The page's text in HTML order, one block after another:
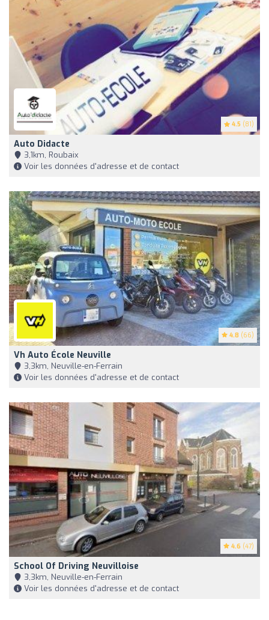
4.5 (81)
Auto Didacte
3,1km, Roubaix
Voir les données d'adresse et de contact
4.8 (66)
Vh Auto École Neuville
3,3km, Neuville-en-Ferrain
Voir les données d'adresse et de contact
4.6 (47)
School Of Driving Neuvilloise
3,3km, Neuville-en-Ferrain
Voir les données d'adresse et de contact